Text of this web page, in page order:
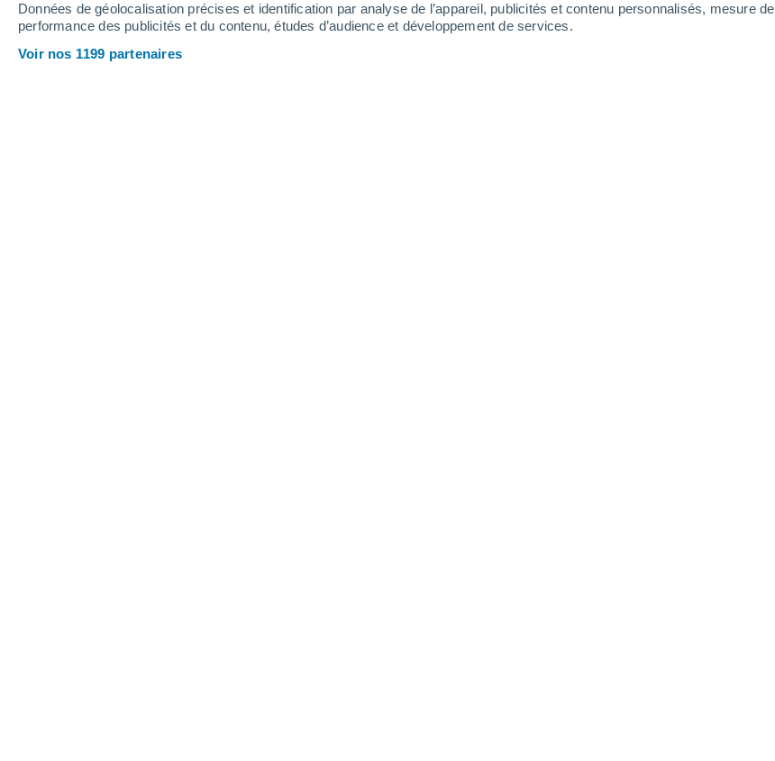
Données de géolocalisation précises et identification par analyse de l’appareil, publicités et contenu personnalisés, mesure de
performance des publicités et du contenu, études d’audience et développement de services.
Voir nos 1199 partenaires
Leaflet